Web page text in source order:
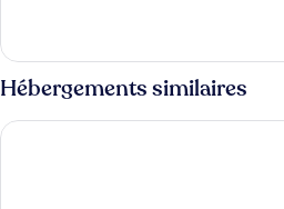
très
grand
(Forest
Chambre
supérieure,
1
grand
Hébergements similaires
Radisson Blu Hotel & Residence,